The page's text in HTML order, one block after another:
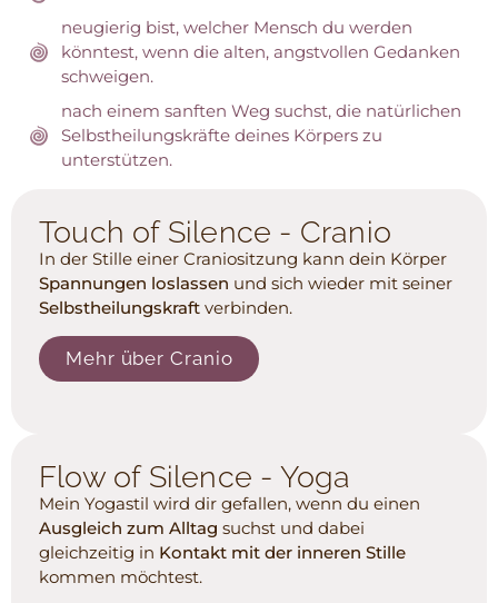
neugierig bist, welcher Mensch du werden
könntest, wenn die alten, angstvollen Gedanken
schweigen.
nach einem sanften Weg suchst, die natürlichen
Selbstheilungskräfte deines Körpers zu
unterstützen.
Touch of Silence - Cranio
In der Stille einer Craniositzung kann dein Körper
Spannungen loslassen und sich wieder mit seiner
Selbstheilungskraft verbinden.
Mehr über Cranio
Flow of Silence - Yoga
Mein Yogastil wird dir gefallen, wenn du einen
Ausgleich zum Alltag suchst und dabei
gleichzeitig in Kontakt mit der inneren Stille
kommen möchtest.